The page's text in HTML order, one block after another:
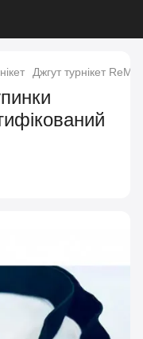
Джгут турнікет